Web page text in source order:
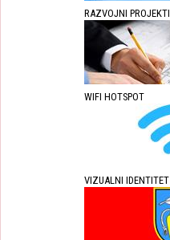
RAZVOJNI PROJEKTI
WIFI HOTSPOT
VIZUALNI IDENTITET